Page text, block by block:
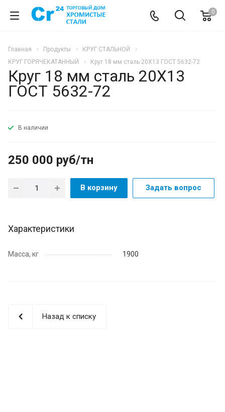
0
Главная Продукты
КРУГ СТАЛЬНОЙ
КРУГ ГОРЯЧЕКАТАННЫЙ
Круг 18 мм сталь 20Х13 ГОСТ 5632-72
Круг 18 мм сталь 20Х13
ГОСТ 5632-72
В наличии
250 000 руб/тн
В корзину Задать вопрос
Характеристики
Масса, кг 1900
Назад к списку